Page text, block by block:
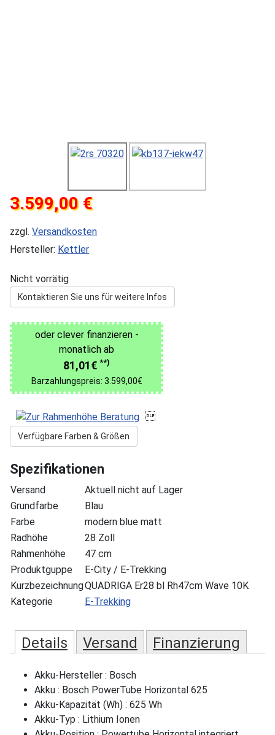
3.599,00 €
zzgl. Versandkosten
Hersteller: Kettler
Nicht vorrätig
Kontaktieren Sie uns für weitere Infos
oder clever finanzieren -
monatlich ab
81,01€ **)
Barzahlungspreis: 3.599,00€

Verfügbare Farben & Größen
Spezifikationen
Versand
Aktuell nicht auf Lager
Grundfarbe
Blau
Farbe
modern blue matt
Radhöhe
28 Zoll
Rahmenhöhe
47 cm
Produktguppe
E-City / E-Trekking
KurzbezeichnungQUADRIGA Er28 bl Rh47cm Wave 10K
Kategorie
E-Trekking
Details Versand Finanzierung
Akku-Hersteller : Bosch
Akku : Bosch PowerTube Horizontal 625
Akku-Kapazität (Wh) : 625 Wh
Akku-Typ : Lithium Ionen